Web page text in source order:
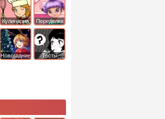
Кулинария Переделки
Новогодние Тесты